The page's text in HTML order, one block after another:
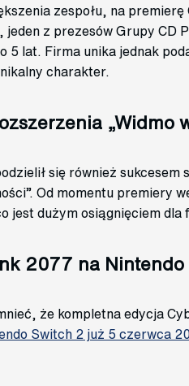
zespołu, na
jeden z prezesów Grupy
5 lat. Firma unika jednak
charakter.
„Widmo
się również
Od momentu premiery
jest dużym osiągnięciem dla
2077 na Nintendo
że kompletna edycja
Switch 2 już 5 czerwca